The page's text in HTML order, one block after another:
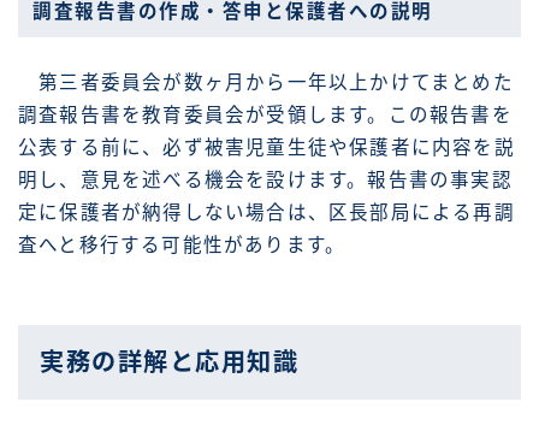
調査報告書の作成・答申と保護者への説明
第三者委員会が数ヶ月から一年以上かけてまとめた
調査報告書を教育委員会が受領します。この報告書を
公表する前に、必ず被害児童生徒や保護者に内容を説
明し、意見を述べる機会を設けます。報告書の事実認
定に保護者が納得しない場合は、区長部局による再調
査へと移行する可能性があります。
実務の詳解と応用知識